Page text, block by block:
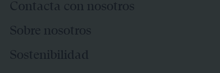
Contacta con nosotros
Sobre nosotros
Sostenibilidad